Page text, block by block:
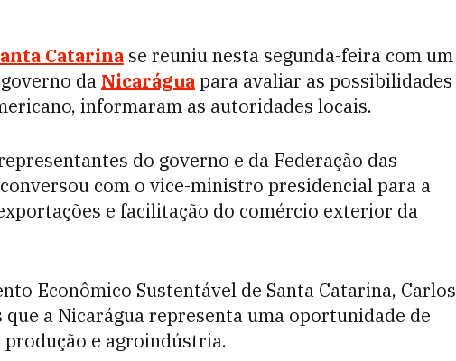
Catarina se reuniu nesta segunda-feira com um
da Nicaráguapara avaliar as possibilidades
informaram as autoridades locais.
do governo e da Federação das
com o vice-ministro presidencial para a
e facilitação do comércio exterior da
Econômico Sustentável de Santa Catarina, Carlos
a Nicarágua representa uma oportunidade de
e agroindústria.